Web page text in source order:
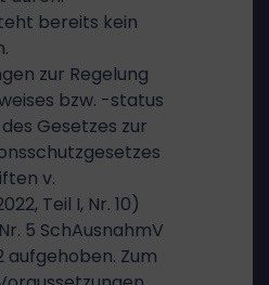
bereits kein
zur Regelung
bzw. -status
Gesetzes zur
v.
Teil I, Nr. 10)
5 SchAusnahmV
aufgehoben. Zum